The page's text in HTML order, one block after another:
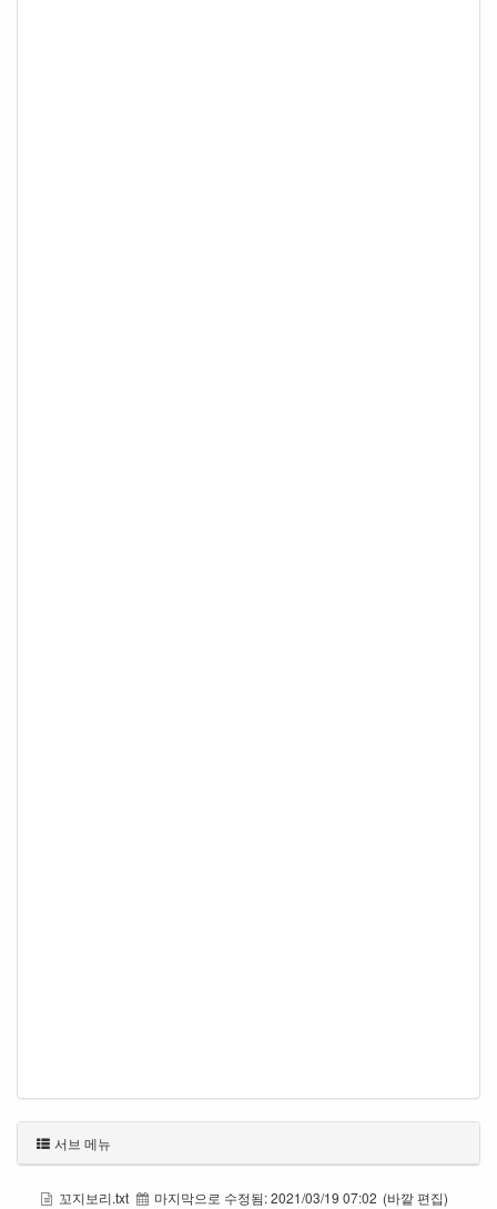
서브 메뉴
꼬지보리.txt 마지막으로 수정됨:2021/03/19 07:02 (바깥 편집)